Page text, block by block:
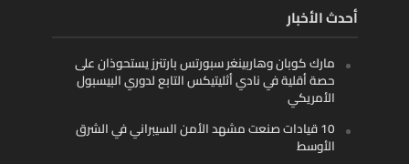
أحدث الأخبار
مارك كوبان وهاربينغر سبورتس بارتنرز يستحوذان على
حصة أقلية في نادي أثليتيكس التابع لدوري البيسبول
الأمريكي
10 قيادات صنعت مشهد الأمن السيبراني في الشرق
الأوسط